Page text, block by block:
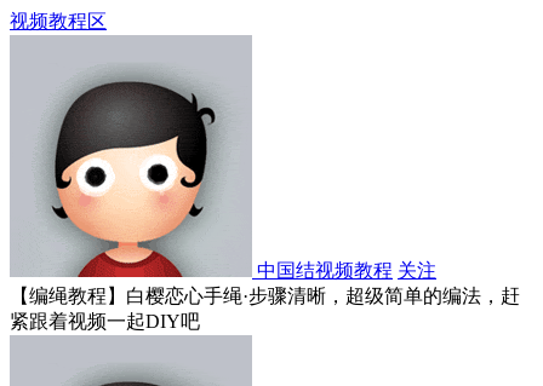
视频教程区
中国结视频教程 关注
【编绳教程】白樱恋心手绳·步骤清晰，超级简单的编法，赶
紧跟着视频一起DIY吧